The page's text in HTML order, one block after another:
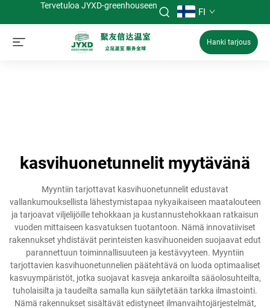
Tervetuloa JYXD-greenhouseen
FI
Hanki tarjous
kasvihuonetunnelit myytävänä
Myyntiin tarjottavat kasvihuonetunnelit edustavat
vallankumouksellista lähestymistapaa nykyaikaiseen maatalouteen
ja tarjoavat viljelijöille tehokkaan ja kustannustehokkaan ratkaisun
vuoden mittaiseen kasvatuksen tuotantoon. Nämä innovatiiviset
rakennukset yhdistävät perinteisten kasvihuoneiden suojaavat edut
parannettuun toiminnallisuuteen ja kestävyyteen. Myyntiin
tarjottavien kasvihuonetunnelien päätehtävä on luoda optimaaliset
kasvuympäristöt, jotka suojavat kasveja ankaroilta sääolosuhteilta,
tuholaisilta ja taudeilta samalla kun säilytetään tarkka ilmastointi.
Nämä rakennukset sisältävät edistyneet ilmanvaihtojärjestelmät,